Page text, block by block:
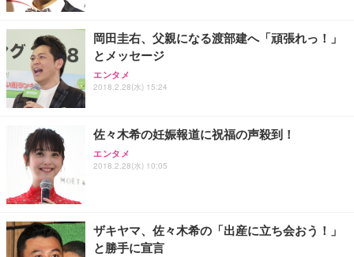
岡田圭右、父親になる渡部建へ「頑張れっ！」
とメッセージ
エンタメ
2018.2.28(水) 15:24
佐々木希の妊娠報道に祝福の声殺到！
エンタメ
2018.2.28(水) 10:05
ザキヤマ、佐々木希の「出産に立ち会おう！」
と勝手に宣言